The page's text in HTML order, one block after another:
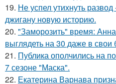
19. Не успел утихнуть
джигану новую историю.
20. "Заморозить" время:
выглядеть на 30 даже в свои
21. Публика ополчились на
7 сезоне "Маска".
22. Екатерина Варнава